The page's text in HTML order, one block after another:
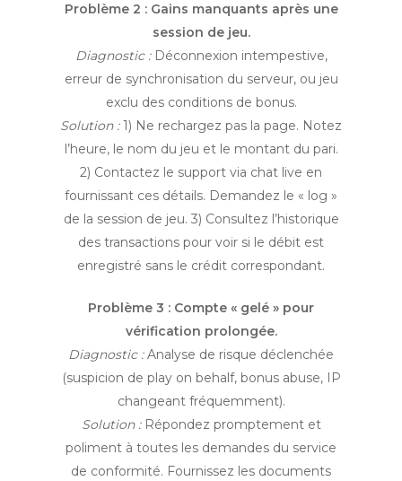
Problème 2 : Gains manquants après une
session de jeu.
Diagnostic :Déconnexion intempestive,
erreur de synchronisation du serveur, ou jeu
exclu des conditions de bonus.
Solution :1) Ne rechargez pas la page. Notez
l’heure, le nom du jeu et le montant du pari.
2) Contactez le support via chat live en
fournissant ces détails. Demandez le « log »
de la session de jeu. 3) Consultez l’historique
des transactions pour voir si le débit est
enregistré sans le crédit correspondant.
Problème 3 : Compte « gelé » pour
vérification prolongée.
Diagnostic :Analyse de risque déclenchée
(suspicion de play on behalf, bonus abuse, IP
changeant fréquemment).
Solution :Répondez promptement et
poliment à toutes les demandes du service
de conformité. Fournissez les documents